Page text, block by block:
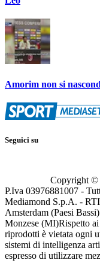
Amorim non si
Seguici su
Copyright ©
P.Iva 03976881007 -
Mediamond S.p.A. -
Amsterdam (Paesi
Monzese (MI)Rispetto
riprodotti è vietata ogni
sistemi di intelligenza
espresso di utilizzare